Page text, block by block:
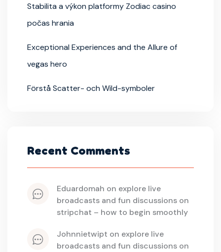
Stabilita a výkon platformy Zodiac casino
počas hrania
Exceptional Experiences and the Allure of
vegas hero
Förstå Scatter- och Wild-symboler
Recent Comments
eduardomah on explore live
broadcasts and fun discussions on
stripchat – how to begin smoothly
johnnietwipt on explore live
broadcasts and fun discussions on